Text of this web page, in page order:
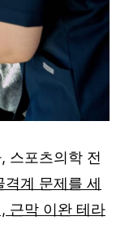
스포츠의학 전
격계 문제를 세
근막 이완 테라